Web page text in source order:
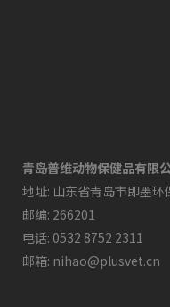
青岛普维动物保健品有限
地址: 山东省青岛市即墨
邮编: 266201
电话: 0532 8752 2311
邮箱: nihao@plusvet.cn